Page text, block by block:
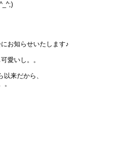
お知らせいたします♪
愛いし。。
来だから、